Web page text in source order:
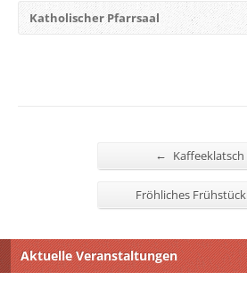
Katholischer Pfarrsaal
← Kaffeeklatsch
Fröhliches Frühstück
Aktuelle Veranstaltungen